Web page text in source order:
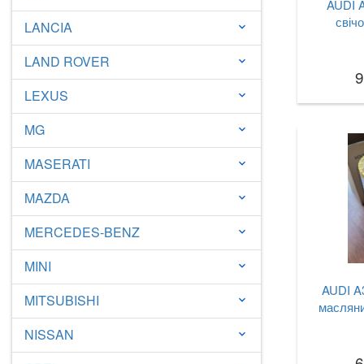
LANCIA keyboard_arrow_down
LAND ROVER keyboard_arrow_down
LEXUS keyboard_arrow_down
MG keyboard_arrow_down
MASERATI keyboard_arrow_down
MAZDA keyboard_arrow_down
MERCEDES-BENZ keyboard_arrow_down
MINI keyboard_arrow_down
MITSUBISHI keyboard_arrow_down
NISSAN keyboard_arrow_down
AUDI
AUDI